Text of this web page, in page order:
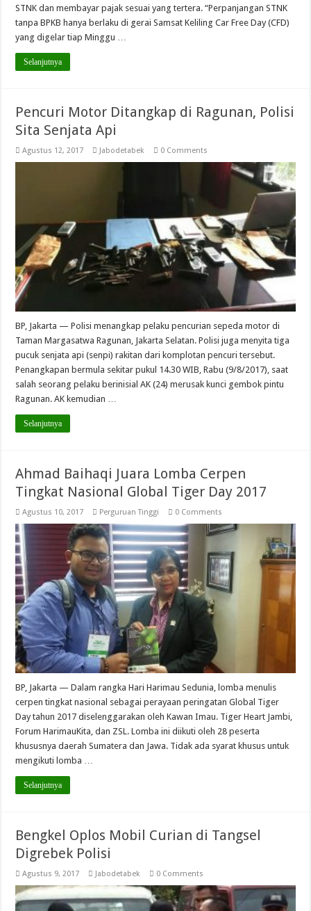
STNK dan membayar pajak sesuai yang tertera. “Perpanjangan STNK
tanpa BPKB hanya berlaku di gerai Samsat Keliling Car Free Day (CFD)
yang digelar tiap Minggu …
Selanjutnya
Pencuri Motor Ditangkap di Ragunan, Polisi
Sita Senjata Api
Agustus 12, 2017 Jabodetabek 0 Comments
BP, Jakarta — Polisi menangkap pelaku pencurian sepeda motor di
Taman Margasatwa Ragunan, Jakarta Selatan. Polisi juga menyita tiga
pucuk senjata api (senpi) rakitan dari komplotan pencuri tersebut.
Penangkapan bermula sekitar pukul 14.30 WIB, Rabu (9/8/2017), saat
salah seorang pelaku berinisial AK (24) merusak kunci gembok pintu
Ragunan. AK kemudian …
Selanjutnya
Ahmad Baihaqi Juara Lomba Cerpen
Tingkat Nasional Global Tiger Day 2017
Agustus 10, 2017 Perguruan Tinggi 0 Comments
BP, Jakarta — Dalam rangka Hari Harimau Sedunia, lomba menulis
cerpen tingkat nasional sebagai perayaan peringatan Global Tiger
Day tahun 2017 diselenggarakan oleh Kawan Imau. Tiger Heart Jambi,
Forum HarimauKita, dan ZSL. Lomba ini diikuti oleh 28 peserta
khususnya daerah Sumatera dan Jawa. Tidak ada syarat khusus untuk
mengikuti lomba …
Selanjutnya
Bengkel Oplos Mobil Curian di Tangsel
Digrebek Polisi
Agustus 9, 2017 Jabodetabek 0 Comments